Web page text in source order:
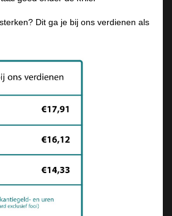
Dit ga je bij ons verdienen als